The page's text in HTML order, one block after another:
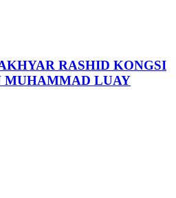
RASHID KONGSI
LUAY